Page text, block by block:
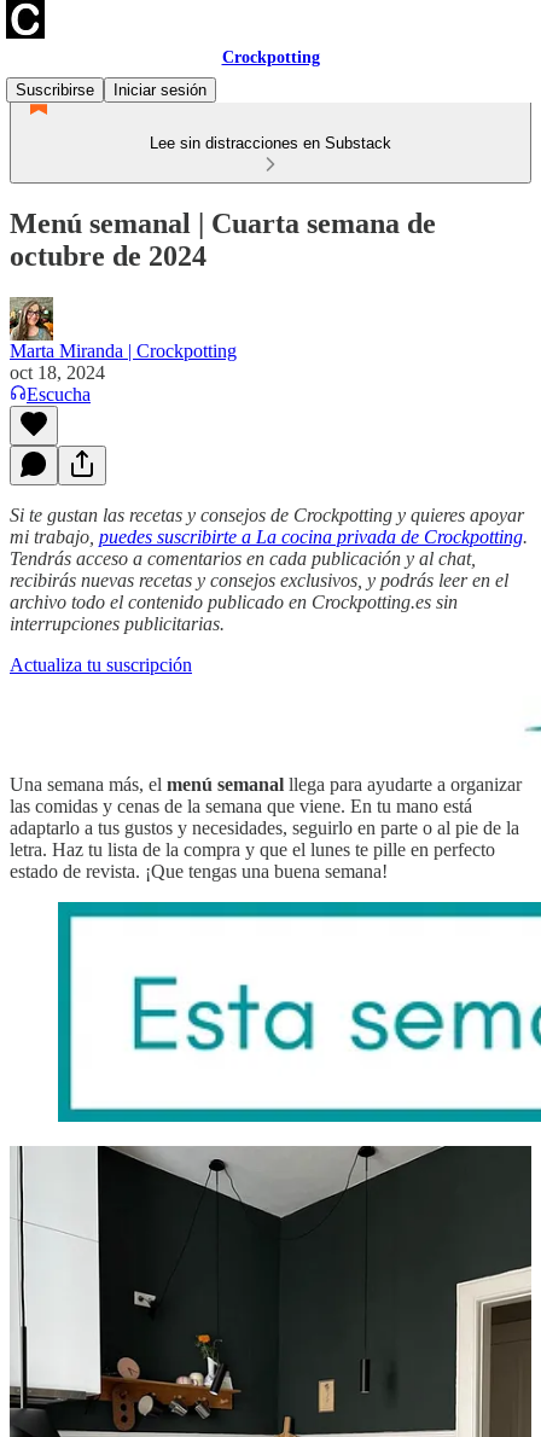
Crockpotting
Suscribirse
Iniciar sesión
Lee sin distracciones en Substack
Menú semanal | Cuarta semana de
octubre de 2024
Marta Miranda | Crockpotting
oct 18, 2024
Escucha
Si te gustan las recetas y consejos de Crockpotting y quieres apoyar
mi trabajo, puedes suscribirte a La cocina privada de Crockpotting.
Tendrás acceso a comentarios en cada publicación y al chat,
recibirás nuevas recetas y consejos exclusivos, y podrás leer en el
archivo todo el contenido publicado en Crockpotting.es sin
interrupciones publicitarias.
Actualiza tu suscripción
Una semana más, el menú semanal llega para ayudarte a organizar
las comidas y cenas de la semana que viene. En tu mano está
adaptarlo a tus gustos y necesidades, seguirlo en parte o al pie de la
letra. Haz tu lista de la compra y que el lunes te pille en perfecto
estado de revista. ¡Que tengas una buena semana!
una cocina pequeña y sobria
paseando por la playa
: hoy toca aire mediterráneo.
Conocemosuna galería de arte
diferente, leemos sobre la cosa de
los nombres compuestosy no dejamos de sorprendernos con las
trashwives
que cocinan de aquella manera.